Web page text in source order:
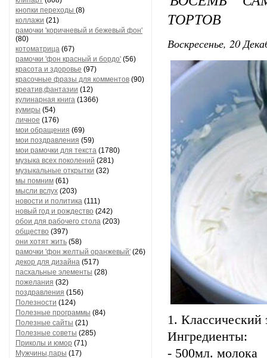
кнопки переходы (8)
коллажи (21)
рамочки 'коричневый и бежевый фон'
(80)
котоматрица (67)
рамочки 'фон красный и бордо' (56)
красота и здоровье (97)
красочные фразы для комментов (90)
креатив,фантазии (12)
кулинарная книга (1366)
кумиры (54)
личное (176)
мои обращения (69)
мои поздравления (59)
мои рамочки для текста (1780)
музыка всех поколений (281)
музыкальные открытки (32)
мы помним (61)
мысли вслух (203)
новости и политика (111)
новый год и рождество (242)
обои для рабочего стола (203)
общество (397)
они хотят жить (58)
рамочки 'фон желтый оранжевый' (26)
декор для дизайна (517)
пасхальные элементы (28)
пожелания (32)
поздравления (156)
Полезности (124)
Полезные программы (84)
Полезные сайты (21)
Полезные советы (285)
Приколы и юмор (71)
Мужчины,пары (17)
ТОРТОВ
Воскресенье, 20
1. Классический
Ингредиенты:
- 500мл. молока